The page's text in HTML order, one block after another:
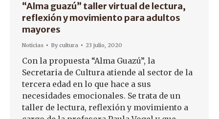
“Alma guazú” taller virtual de lectura,
reflexión y movimiento para adultos
mayores
Noticias Bycultura 23 julio, 2020
Con la propuesta “Alma Guazú”, la
Secretaria de Cultura atiende al sector de la
tercera edad en lo que hace a sus
necesidades emocionales. Se trata de un
taller de lectura, reflexión y movimiento a